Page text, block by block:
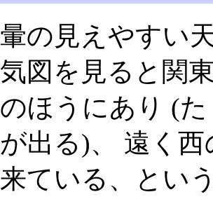
暈の見えやすい
気図を見ると関
のほうにあり (
が出る)、 遠く
来ている、とい